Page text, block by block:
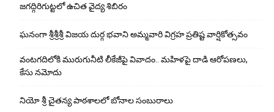
జగద్గిరిగుట్టలో ఉచిత వైద్య శిబిరం
ఘనంగా శ్రీశ్రీశ్రీ విజయ దుర్గ భవాని అమ్మవారి విగ్రహ ప్రతిష్ట వార్షికోత్సవం
వంటగదిలోకి మురుగునీటి లీకేజీపై వివాదం.. మహిళపై దాడి ఆరోపణలు,
కేసు నమోదు
నియో శ్రీ చైతన్య పాఠశాలలో బోనాల సంబురాలు